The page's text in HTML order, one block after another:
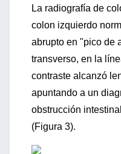
La radiografía de
colon izquierdo
abrupto en "pico de
transverso, en la
contraste alcanzó
apuntando a un
obstrucción
(Figura 3).